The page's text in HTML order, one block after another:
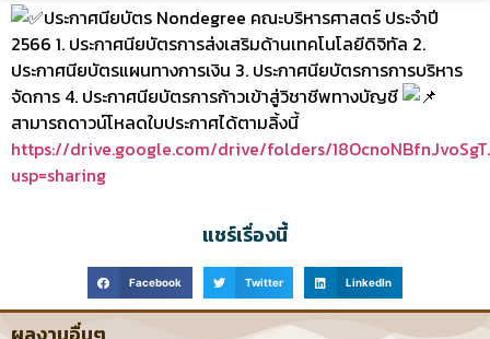
ประกาศนียบัตร Nondegree คณะบริหารศาสตร์ ประจำปี
2566 1. ประกาศนียบัตรการส่งเสริมด้านเทคโนโลยีดิจิทัล 2.
ประกาศนียบัตรแผนทางการเงิน 3. ประกาศนียบัตรการการบริหาร
จัดการ 4. ประกาศนียบัตรการก้าวเข้าสู่วิชาชีพทางบัญชี
สามารถดาวน์โหลดใบประกาศได้ตามลิ้งนี้
https://drive.google.com/drive/folders/
usp=sharing
แชร์เรื่องนี้
Facebook Twitter LinkedIn